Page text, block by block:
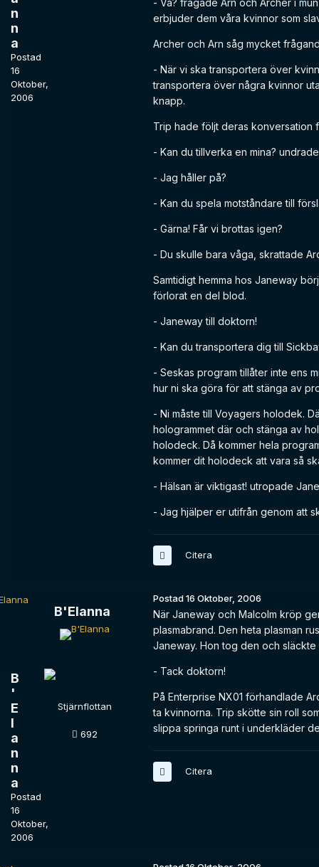
n
n
a
Postad
16
Oktober,
2006
- Va? frågade Arn och Archer i
erbjuder dem våra kvinnor som
Archer och Arn såg mycket
- När vi ska transportera över
transportera över några kvinnor
knapp.
Trip hade följt deras konversation
- Kan du tillverka en mina?
- Jag håller på?
- Kan du spela motståndare till
- Gärna! Får vi brottas igen?
- Du skulle bara våga, skrattade
Samtidigt hemma hos Janeway
förlorat en del blod.
- Janeway till doktorn!
- Kan du transportera dig till
- Seskas program tillåter inte ens
hur ni ska göra för att stänga av
- Ni måste till Voyagers holodek.
hologrammet där och stänga av
holodeck. Då kommer hela
kommer dit holodeck att vara så
- Hälsan är viktigast! utropade
- Jag hjälper er utifrån genom att
Citera
B
'
E
l
a
n
n
a
Postad
16
Oktober,
2006
B'Elanna
Stjärnflottan
692
Postad16 Oktober, 2006
När Janeway och Malcolm kröp
plasmabrand. Den heta plasman
Janeway. Hon tog den och släckte
- Tack doktorn!
På Enterprise NX01 förhandlade
ta kvinnorna. Trip skötte sin roll
slippa springa runt i underkläder
Citera